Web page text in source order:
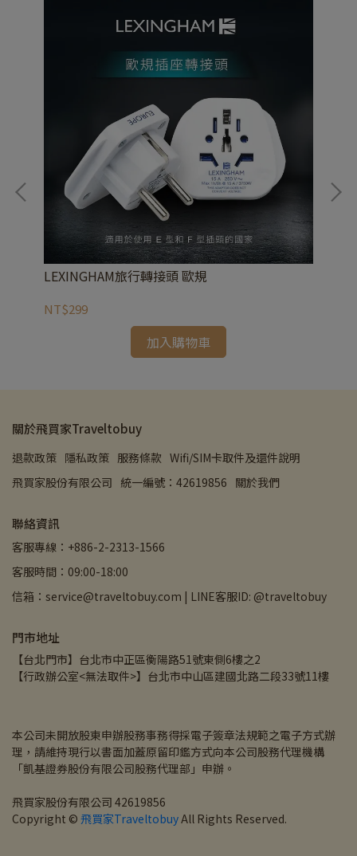
LEXINGHAM旅行轉接頭 歐規
NT$299
加入購物車
關於飛買家Traveltobuy
退款政策 隱私政策 服務條款 Wifi/SIM卡取件及還件說明
飛買家股份有限公司 統一編號：42619856 關於我們
聯絡資訊
客服專線：+886-2-2313-1566
客服時間：09:00-18:00
信箱：service@traveltobuy.com | LINE客服ID: @traveltobuy
門市地址
【台北門市】台北市中正區衡陽路51號東側6樓之2
【行政辦公室<無法取件>】台北市中山區建國北路二段33號11樓
本公司未開放股東申辦股務事務得採電子簽章法規範之電子方式辦
理，請維持現行以書面加蓋原留印鑑方式向本公司股務代理機構
「凱基證券股份有限公司股務代理部」申辦。
飛買家股份有限公司 42619856
Copyright © 飛買家Traveltobuy All Rights Reserved.